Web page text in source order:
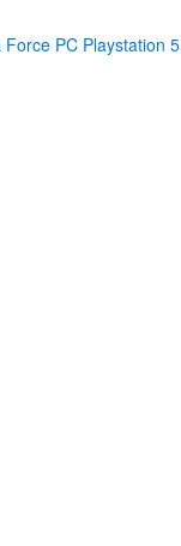
Force PC Playstation 5